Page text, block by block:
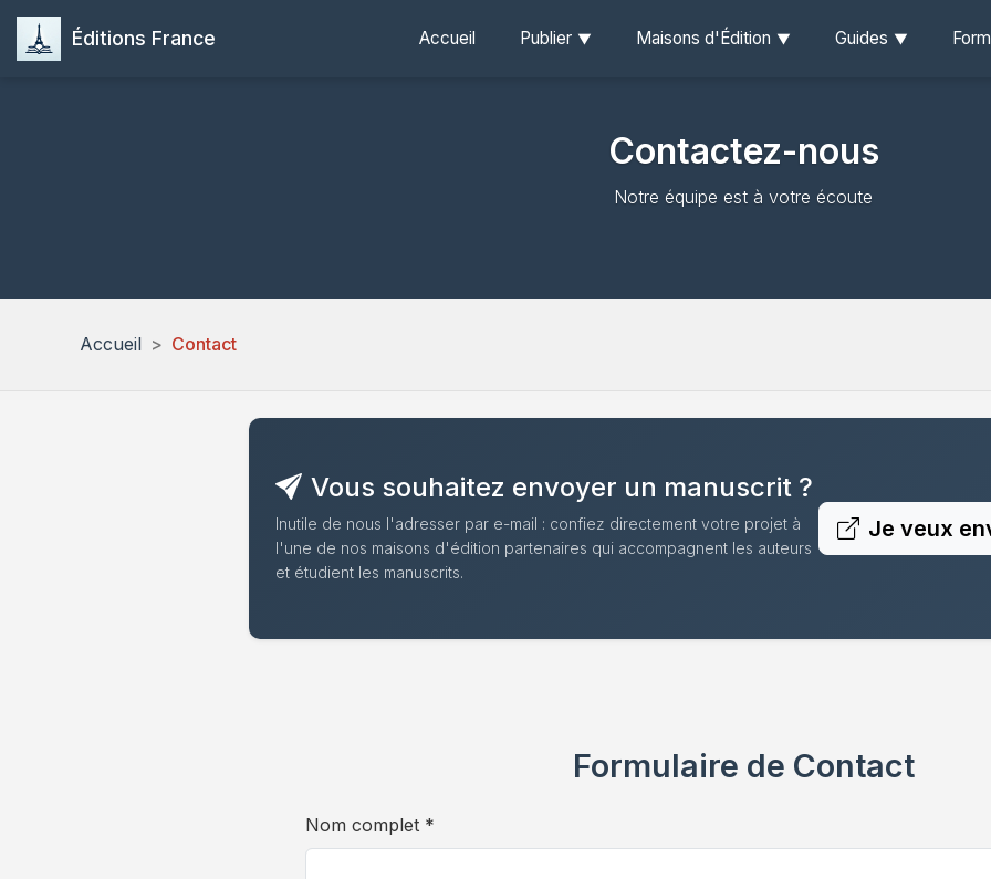
Éditions France Accueil Publier Maisons d'Édition Guides
Contactez-nous
Notre équipe est à votre écoute
Accueil Contact
Vous souhaitez envoyer un manuscrit ?
Inutile de nous l'adresser par e-mail : confiez directement votre projet à
l'une de nos maisons d'édition partenaires qui accompagnent les auteurs
et étudient les manuscrits.
Je veux
Formulaire de Contact
Nom complet *